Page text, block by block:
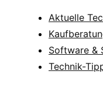
Aktuelle
Software &
Technik-